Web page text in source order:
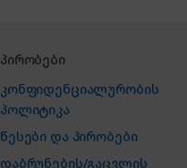
პირობები
კონფიდენციალურობის
პოლიტიკა
წესები და პირობები
დაბრუნების/გაცვლის